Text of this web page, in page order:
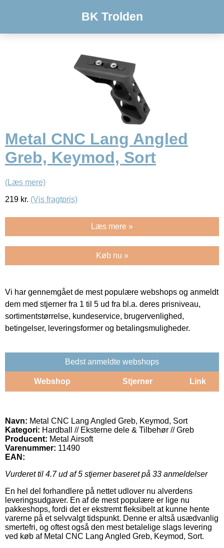
BK Trolden
Metal CNC Lang Angled
Greb, Keymod, Sort
(Læs mere)
219 kr. (Vis fragtpris)
Læs mere »
Køb nu »
Vi har gennemgået de mest populære webshops og anmeldt
dem med stjerner fra 1 til 5 ud fra bl.a. deres prisniveau,
sortimentstørrelse, kundeservice, brugervenlighed,
betingelser, leveringsformer og betalingsmuligheder.
Bedst anmeldte webshops
Webshop Stjerner Link
Navn: Metal CNC Lang Angled Greb, Keymod, Sort
Kategori: Hardball // Eksterne dele & Tilbehør // Greb
Producent: Metal Airsoft
Varenummer: 11490
EAN:
Vurderet til 4.7ud af 5 stjerner baseret på 33 anmeldelser
En hel del forhandlere på nettet udlover nu alverdens
leveringsudgaver. En af de mest populære er lige nu
pakkeshops, fordi det er ekstremt fleksibelt at kunne hente
varerne på et selvvalgt tidspunkt. Denne er altså usædvanlig
smertefri, og oftest også den mest betalelige slags levering
ved køb af Metal CNC Lang Angled Greb, Keymod, Sort.